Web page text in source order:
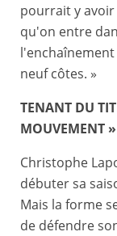
pourrait y
qu'on entre
neuf côtes. »
TENANT DU
MOUVEMENT »
Christophe
débuter sa
Mais la forme
de défendre